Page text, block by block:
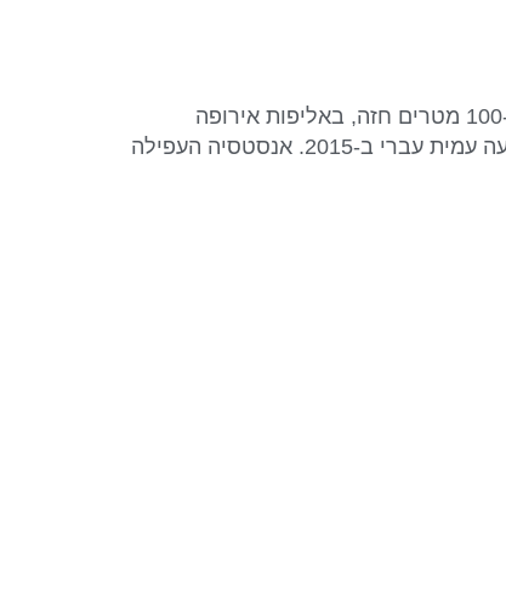
מאת: הוועד האולימפי בישראל השחיינית הצעירה אנסטסיה גורבנקו שברה הבוקר את השיא הישראלי במשחה ל-100 מטרים חזה, באליפות אירופה
בשחייה המתקיימת בבודפשט. אנסטסיה קבעה זמן של 1:07.67 דקות, שיפור של 7 המאיות לשיא הישראלי שקבעה עמית עברי ב-2015. אנסטסיה העפילה